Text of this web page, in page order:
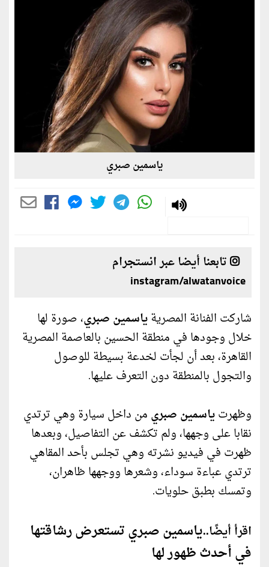
ياسمين صبري
تابعنا أيضا عبر انستجرام
instagram/alwatanvoice
شاركت الفنانة المصريةياسمين صبري، صورة لها
خلال وجودها في منطقة الحسين بالعاصمة المصرية
القاهرة، بعد أن لجأت لخدعة بسيطة للوصول
والتجول بالمنطقة دون التعرف عليها.
وظهرتياسمين صبري من داخل سيارة وهي ترتدي
نقابا على وجهها، ولم تكشف عن التفاصيل، وبعدها
ظهرت في فيديو نشرته وهي تجلس بأحد المقاهي
ترتدي عباءة سوداء، وشعرها ووجهها ظاهران،
وتمسك بطبق حلويات.
اقرأ أيضًا..ياسمين صبري تستعرض رشاقتها
في أحدث ظهور لها